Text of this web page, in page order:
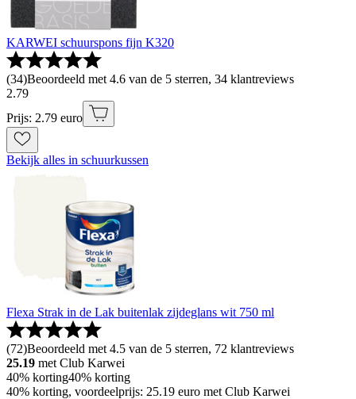
KARWEI schuurspons fijn K320
(34)Beoordeeld met 4.6 van de 5 sterren, 34 klantreviews
2.79
Prijs: 2.79 euro
Bekijk alles in schuurkussen
Flexa Strak in de Lak buitenlak zijdeglans wit 750 ml
(72)Beoordeeld met 4.5 van de 5 sterren, 72 klantreviews
25.19 met Club Karwei
40% korting40% korting
40% korting, voordeelprijs: 25.19 euro met Club Karwei